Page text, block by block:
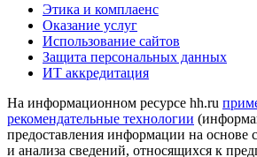
Этика и комплаенс
Оказание услуг
Использование сайтов
Защита персональных данных
ИТ аккредитация
На информационном ресурсе hh.ru
рекомендательные технологии
предоставления информации на основе
и анализа сведений, относящихся к